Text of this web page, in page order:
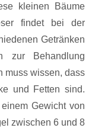
kleinen Bäume
findet bei der
Getränken
zur Behandlung
muss wissen, dass
und Fetten sind.
Gewicht von
zwischen 6 und 8